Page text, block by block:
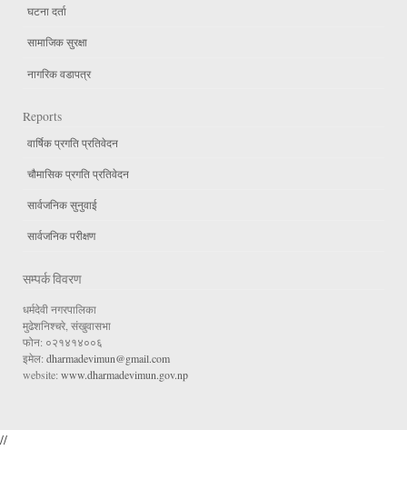
घटना दर्ता
सामाजिक सुरक्षा
नागरिक वडापत्र
Reports
वार्षिक प्रगति प्रतिवेदन
चौमासिक प्रगति प्रतिवेदन
सार्वजनिक सुनुवाई
सार्वजनिक परीक्षण
सम्पर्क विवरण
धर्मदेवी नगरपालिका
मुढेशनिश्चरे, संखुवासभा
फोन: ०२१४१४००६
इमेल: dharmadevimun@gmail.com
website: www.dharmadevimun.gov.np
//